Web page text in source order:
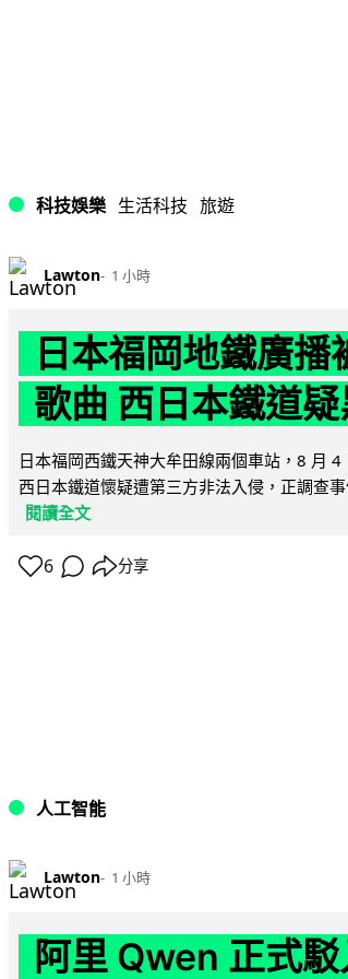
科技娛樂 生活科技 旅遊
Lawton 1 小時
日本福岡地鐵廣播
歌曲 西日本鐵道
日本福岡西鐵天神大牟田線兩個車站，8 月 4
西日本鐵道懷疑遭第三方非法入侵，正調查
閱讀全文
6 分享
人工智能
Lawton 1 小時
阿里 Qwen 正式